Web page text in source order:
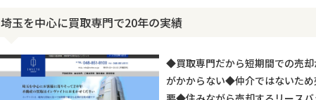
埼玉を中心に買取専門で20年の実績
◆買取専門だから短期間での売
がかからない◆仲介ではないた